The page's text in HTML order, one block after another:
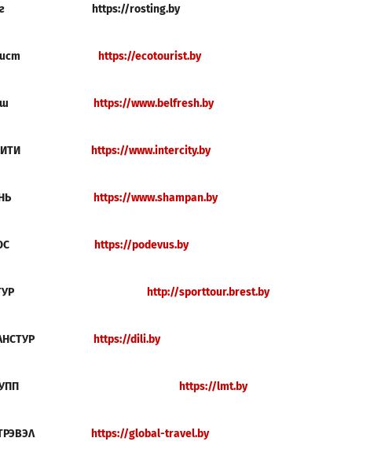
https://rosting.by
https://ecotourist.by
https://www.belfresh.by
СИТИ https://www.intercity.by
https://www.shampan.by
https://podevus.by
http://sporttour.brest.by
https://dili.by
https://lmt.by
https://global-travel.by